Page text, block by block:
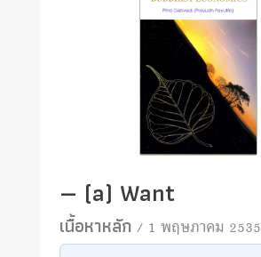
— (a) Want
เนื้อหาหลัก/ 1 พฤษภาคม 2535